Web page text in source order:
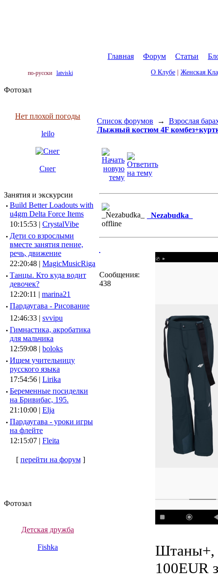
Главная Форум Статьи
по-русски latviski О Клубе Женская
Фотозал
Нет плохой погоды
leilo
Снег
Занятия и экскурсии
· Build Better Loadouts with
u4gm Delta Force Items
10:15:53 | CrystalVibe
· Дети со взрослыми
вместе занятия пение,
речь, движение
22:20:48 | MagicMusicRiga
· Танцы. Кто куда водит
девочек?
12:20:11 | marina21
· Пардаугава - Рисование
12:46:33 | svvipu
· Гимнастика, акробатика
для мальчика
12:59:08 | boloks
· Ищем учительницу
русского языка
17:54:56 | Lirika
· Беременные посиделки
на Бривибас, 195.
21:10:00 | Elja
· Пардаугава - уроки игры
на флейте
12:15:07 | Fleita
[ перейти на форум]
Фотозал
Детская дружба
Fishka
Список форумов → Взрослая
Лыжный костюм 4F
_Nezabudka_
Сообщения:
438
Штаны+,
100EUR